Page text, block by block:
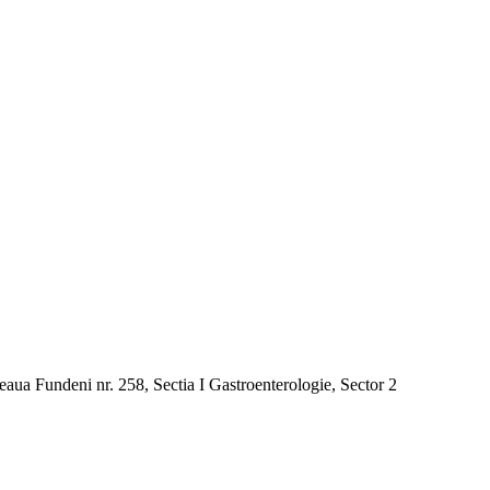
Fundeni nr. 258, Sectia I Gastroenterologie, Sector 2